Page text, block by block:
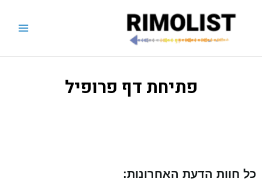
פתיחת דף פרופיל
כל חוות הדעת האחרונות: